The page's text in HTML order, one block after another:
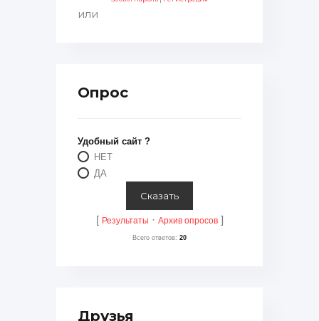
или
Опрос
Удобный сайт ?
НЕТ
ДА
[ Результаты · Архив опросов]
Всего ответов: 20
Друзья